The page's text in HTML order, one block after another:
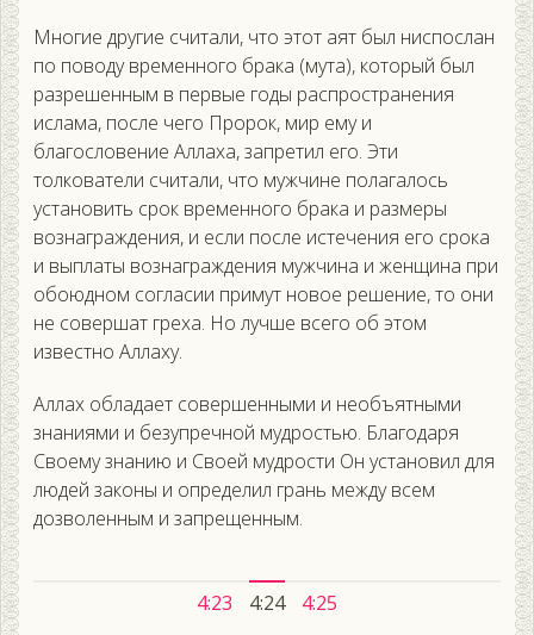
Многие другие считали, что этот аят был ниспослан
по поводу временного брака (мута), который был
разрешенным в первые годы распространения
ислама, после чего Пророк, мир ему и
благословение Аллаха, запретил его. Эти
толкователи считали, что мужчине полагалось
установить срок временного брака и размеры
вознаграждения, и если после истечения его срока
и выплаты вознаграждения мужчина и женщина при
обоюдном согласии примут новое решение, то они
не совершат греха. Но лучше всего об этом
известно Аллаху.
Аллах обладает совершенными и необъятными
знаниями и безупречной мудростью. Благодаря
Своему знанию и Своей мудрости Он установил для
людей законы и определил грань между всем
дозволенным и запрещенным.
4:23 4:24 4:25